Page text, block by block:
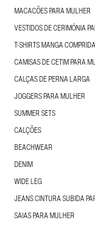
MACACÕES PARA MULHER
VESTIDOS DE CERIMÓNIA
T-SHIRTS MANGA
CAMISAS DE CETIM PARA
CALÇAS DE PERNA LARGA
JOGGERS PARA MULHER
SUMMER SETS
CALÇÕES
BEACHWEAR
DENIM
WIDE LEG
JEANS CINTURA SUBIDA
SAIAS PARA MULHER